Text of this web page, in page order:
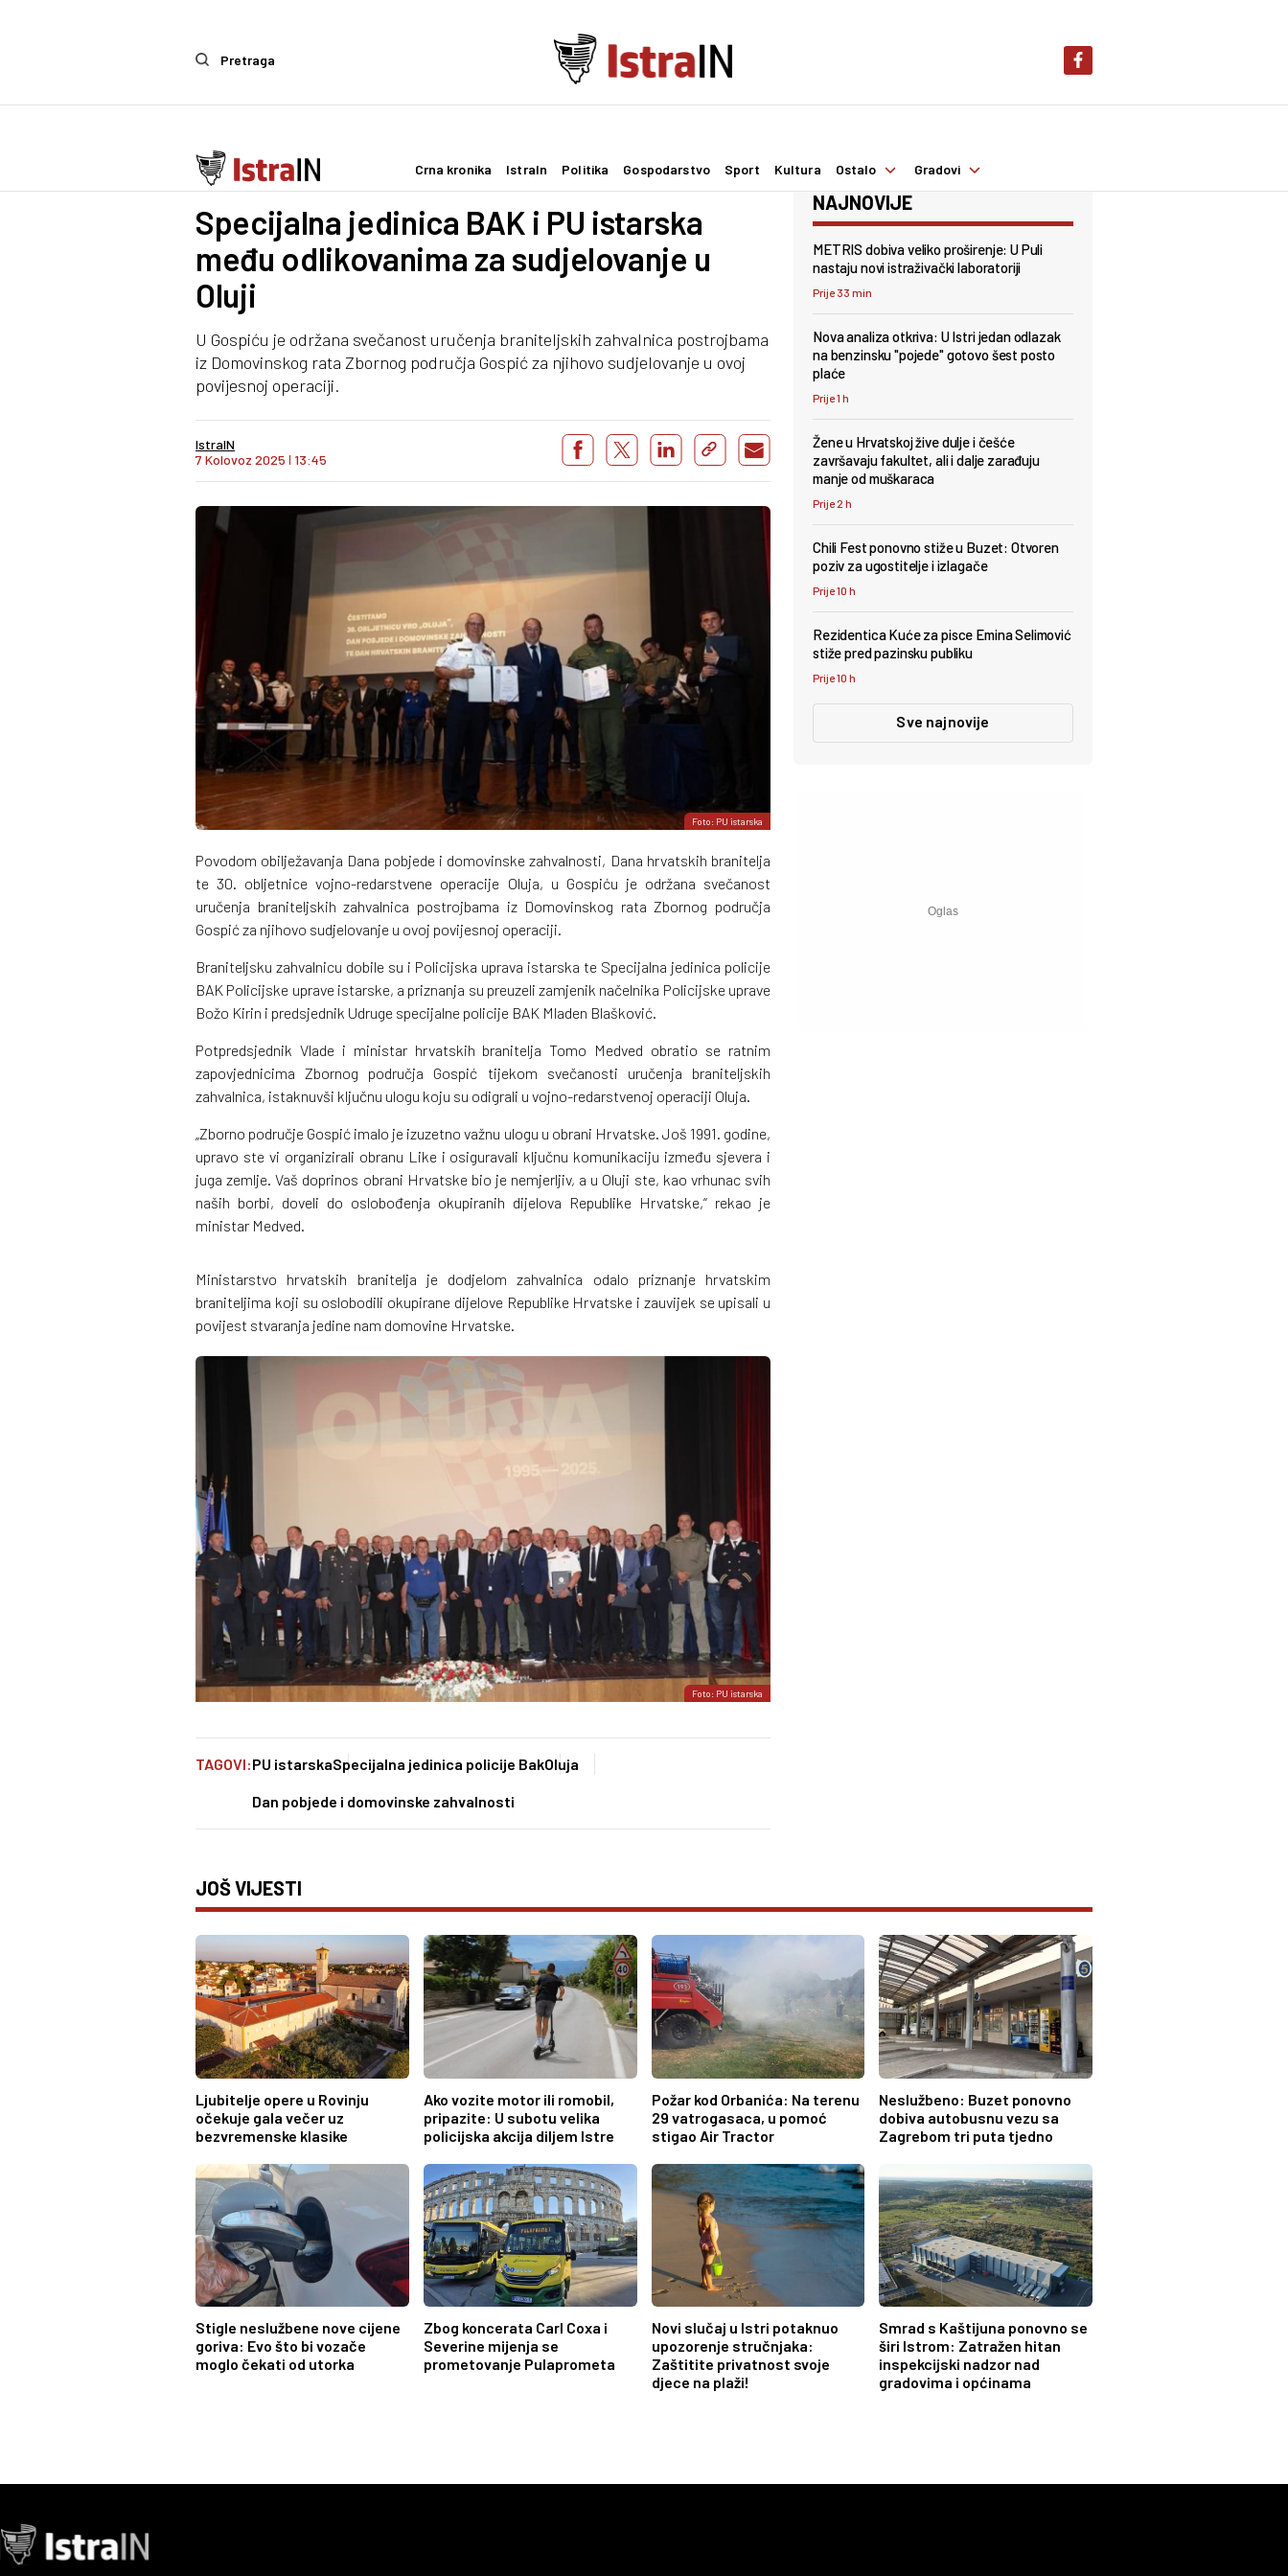
Pretraga
Crna kronika IstraIn Politika Gospodarstvo Sport Kultura Ostalo Gradovi
IstraIn
Specijalna jedinica BAK i PU istarska
među odlikovanima za sudjelovanje u
Oluji
U Gospiću je održana svečanost uručenja braniteljskih zahvalnica postrojbama
iz Domovinskog rata Zbornog područja Gospić za njihovo sudjelovanje u ovoj
povijesnoj operaciji.
IstraIN
7 Kolovoz 2025 I 13:45
Foto: PU istarska
Povodom obilježavanja Dana pobjede i domovinske zahvalnosti, Dana hrvatskih branitelja
te 30. obljetnice vojno-redarstvene operacije Oluja, u Gospiću je održana svečanost
uručenja braniteljskih zahvalnica postrojbama iz Domovinskog rata Zbornog područja
Gospić za njihovo sudjelovanje u ovoj povijesnoj operaciji.
Braniteljsku zahvalnicu dobile su i Policijska uprava istarska te Specijalna jedinica policije
BAK Policijske uprave istarske, a priznanja su preuzeli zamjenik načelnika Policijske uprave
Božo Kirin i predsjednik Udruge specijalne policije BAK Mladen Blašković.
Potpredsjednik Vlade i ministar hrvatskih branitelja Tomo Medved obratio se ratnim
zapovjednicima Zbornog područja Gospić tijekom svečanosti uručenja braniteljskih
zahvalnica, istaknuvši ključnu ulogu koju su odigrali u vojno-redarstvenoj operaciji Oluja.
„Zborno područje Gospić imalo je izuzetno važnu ulogu u obrani Hrvatske. Još 1991. godine,
upravo ste vi organizirali obranu Like i osiguravali ključnu komunikaciju između sjevera i
juga zemlje. Vaš doprinos obrani Hrvatske bio je nemjerljiv, a u Oluji ste, kao vrhunac svih
naših borbi, doveli do oslobođenja okupiranih dijelova Republike Hrvatske,“ rekao je
ministar Medved.
Ministarstvo hrvatskih branitelja je dodjelom zahvalnica odalo priznanje hrvatskim
braniteljima koji su oslobodili okupirane dijelove Republike Hrvatske i zauvijek se upisali u
povijest stvaranja jedine nam domovine Hrvatske.
Foto: PU istarska
TAGOVI:PU istarskaSpecijalna jedinica policije BakOluja
Dan pobjede i domovinske zahvalnosti
NAJNOVIJE
METRIS dobiva veliko proširenje: U Puli
nastaju novi istraživački laboratoriji
Prije 33 min
Nova analiza otkriva: U Istri jedan odlazak
na benzinsku "pojede" gotovo šest posto
plaće
Prije 1 h
Žene u Hrvatskoj žive dulje i češće
završavaju fakultet, ali i dalje zarađuju
manje od muškaraca
Prije 2 h
Chili Fest ponovno stiže u Buzet: Otvoren
poziv za ugostitelje i izlagače
Prije 10 h
Rezidentica Kuće za pisce Emina Selimović
stiže pred pazinsku publiku
Prije 10 h
Sve najnovije
JOŠ VIJESTI
Ljubitelje opere u Rovinju
očekuje gala večer uz
bezvremenske klasike
Ako vozite motor ili romobil,
pripazite: U subotu velika
policijska akcija diljem Istre
Požar kod Orbanića: Na terenu
29 vatrogasaca, u pomoć
stigao Air Tractor
Neslužbeno: Buzet ponovno
dobiva autobusnu vezu sa
Zagrebom tri puta tjedno
Stigle neslužbene nove cijene
goriva: Evo što bi vozače
moglo čekati od utorka
Zbog koncerata Carl Coxa i
Severine mijenja se
prometovanje Pulaprometa
Novi slučaj u Istri potaknuo
upozorenje stručnjaka:
Zaštitite privatnost svoje
djece na plaži!
Smrad s Kaštijuna ponovno se
širi Istrom: Zatražen hitan
inspekcijski nadzor nad
gradovima i općinama